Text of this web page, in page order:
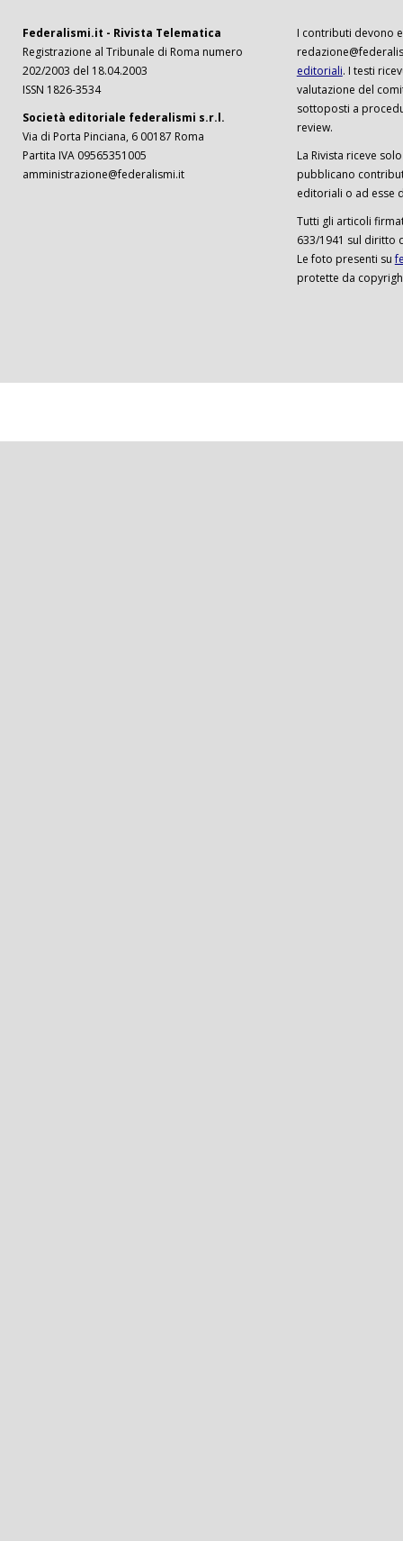
Federalismi.it - Rivista Telematica
Registrazione al Tribunale di Roma numero
202/2003 del 18.04.2003
ISSN 1826-3534
Società editoriale federalismi s.r.l.
Via di Porta Pinciana, 6 00187 Roma
Partita IVA 09565351005
amministrazione@federalismi.it
I contributi devono
editoriali. I testi
valutazione del
sottoposti a
review.
La Rivista riceve
pubblicano
editoriali o ad esse
Tutti gli articoli
633/1941 sul diritto
Le foto presenti su
protette da